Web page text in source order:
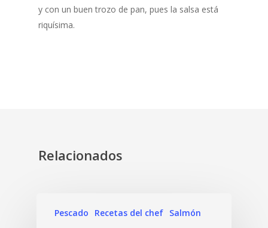
y con un buen trozo de pan, pues la salsa está
riquísima.
Relacionados
Pescado Recetas del chef Salmón